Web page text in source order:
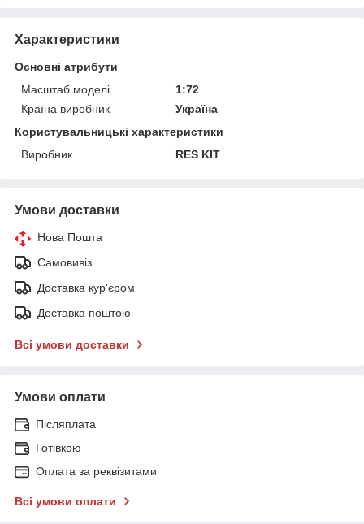
Характеристики
Основні атрибути
Масштаб моделі
1:72
Країна виробник
Україна
Користувальницькі характеристики
Виробник
RES KIT
Умови доставки
Нова Пошта
Самовивіз
Доставка кур'єром
Доставка поштою
Всі умови доставки
Умови оплати
Післяплата
Готівкою
Оплата за реквізитами
Всі умови оплати